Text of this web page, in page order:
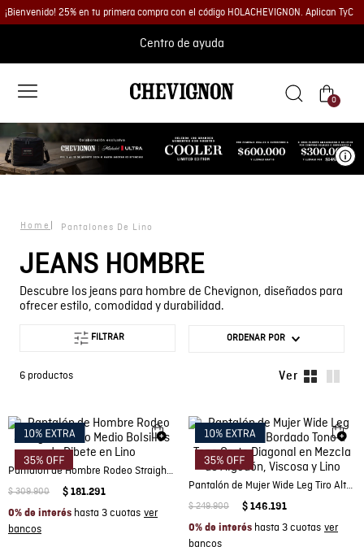
¡Bienvenido! 25% en tu primera compra con el código HOLACHEVIGNON. Aplican TyC
Centro de ayuda
0
Pantalones De Lino
JEANS HOMBRE
Descubre los jeans para hombre de Chevignon, diseñados para
ofrecer estilo, comodidad y durabilidad.
FILTRAR ORDENAR POR
6 productos
Pantalón de Hombre Rodeo Straight Fit Tiro Medio Bolsillos de Ribete en Lino
$ 309.900 $ 181.291
0% de interés hasta 3 cuotas
Pantalón de Mujer Wide Leg Tiro Alto con Bordado Tono a Tono Corte Diagonal en Mezcla de Algodón, Viscosa y Lino
$ 249.900 $ 146.191
0% de interés hasta 3 cuotas